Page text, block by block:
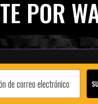
POR